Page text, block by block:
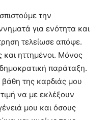
την
για ενότητα και
τελείωσε απόψε.
ηττημένοι. Μόνος
παράταξη.
της καρδιάς μου
να με εκλέξουν
μου και όσους